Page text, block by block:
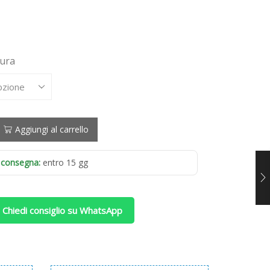
Aggiungi al carrello
entro 15 gg
consiglio su WhatsApp